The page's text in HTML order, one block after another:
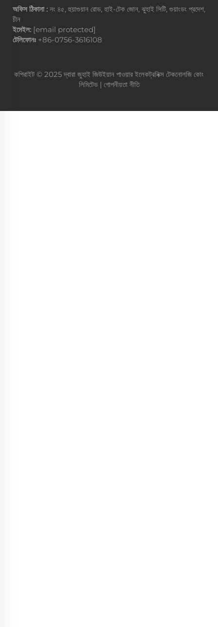
অফিস ঠিকানা : নং ৪৫, হুয়াগুয়ান রোড, হাই-টেক জোন, ঝুহাই সিটি, গুয়াংডং প্রদেশ,
চীন
ইমেইল: [email protected]
টেলিফোনঃ +86-0756-3616108
কপিরাইট © 2025 দ্বারা জুহাই জিউইয়ান পাওয়ার ইলেকট্রনিক্স টেকনোলজি কোং
লিমিটেড | গোপনীয়তা নীতি